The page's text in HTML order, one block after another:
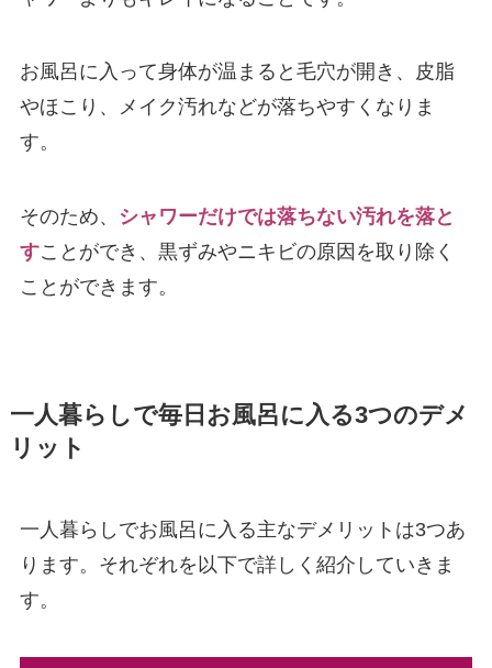
お風呂に入って身体が温まると毛穴が開き、皮脂
やほこり、メイク汚れなどが落ちやすくなりま
す。
そのため、
シャワーだけでは落ちない汚れを落と
すことができ、黒ずみやニキビの原因を取り除く
ことができます。
一人暮らしで毎日お風呂に入る3つのデメ
リット
一人暮らしでお風呂に入る主なデメリットは3つあ
ります。それぞれを以下で詳しく紹介していきま
す。